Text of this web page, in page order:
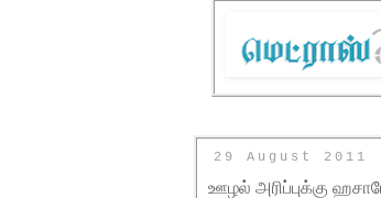
29 August 2011
ஊழல் அரிப்புக்கு